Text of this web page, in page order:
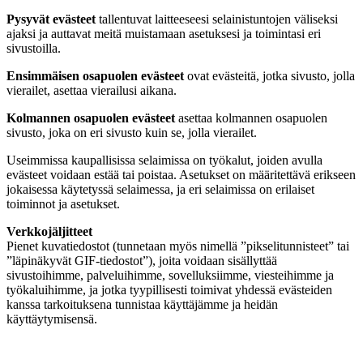
Pysyvät evästeet tallentuvat laitteeseesi selainistuntojen väliseksi
ajaksi ja auttavat meitä muistamaan asetuksesi ja toimintasi eri
sivustoilla.
Ensimmäisen osapuolen evästeet ovat evästeitä, jotka sivusto, jolla
vierailet, asettaa vierailusi aikana.
Kolmannen osapuolen evästeet asettaa kolmannen osapuolen
sivusto, joka on eri sivusto kuin se, jolla vierailet.
Useimmissa kaupallisissa selaimissa on työkalut, joiden avulla
evästeet voidaan estää tai poistaa. Asetukset on määritettävä erikseen
jokaisessa käytetyssä selaimessa, ja eri selaimissa on erilaiset
toiminnot ja asetukset.
Verkkojäljitteet
Pienet kuvatiedostot (tunnetaan myös nimellä ”pikselitunnisteet” tai
”läpinäkyvät GIF-tiedostot”), joita voidaan sisällyttää
sivustoihimme, palveluihimme, sovelluksiimme, viesteihimme ja
työkaluihimme, ja jotka tyypillisesti toimivat yhdessä evästeiden
kanssa tarkoituksena tunnistaa käyttäjämme ja heidän
käyttäytymisensä.